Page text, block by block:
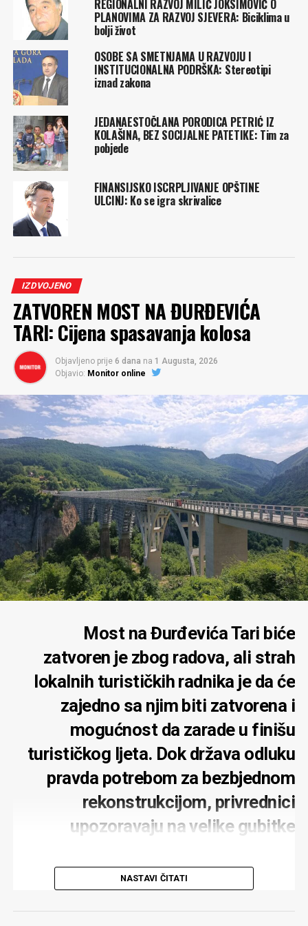
REGIONALNI RAZVOJ MILIĆ JOKSIMOVIĆ O
PLANOVIMA ZA RAZVOJ SJEVERA: Biciklima u
bolji život
OSOBE SA SMETNJAMA U RAZVOJU I
INSTITUCIONALNA PODRŠKA: Stereotipi
iznad zakona
JEDANAESTOČLANA PORODICA PETRIĆ IZ
KOLAŠINA, BEZ SOCIJALNE PATETIKE: Tim za
pobjede
FINANSIJSKO ISCRPLJIVANJE OPŠTINE
ULCINJ: Ko se igra skrivalice
IZDVOJENO
ZATVOREN MOST NA ĐURĐEVIĆA
TARI: Cijena spasavanja kolosa
Objavljeno prije 6 dana na 1 Augusta, 2026
Objavio: Monitor online
Most na Đurđevića Tari biće
zatvoren je zbog radova, ali strah
lokalnih turističkih radnika je da će
zajedno sa njim biti zatvorena i
mogućnost da zarade u finišu
turističkog ljeta. Dok država odluku
pravda potrebom za bezbjednom
rekonstrukcijom, privrednici
upozoravaju na velike gubitke
Potpuno zatvaranje mosta na Đurđevića Tari zbog
NASTAVI ČITATI